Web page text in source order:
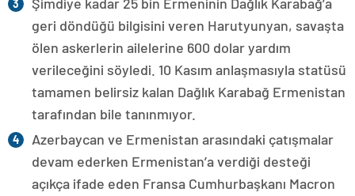
geri döndüğü bilgisini veren Harutyunyan, savaşta
ölen askerlerin ailelerine 600 dolar yardım
verileceğini söyledi. 10 Kasım anlaşmasıyla statüsü
tamamen belirsiz kalan Dağlık Karabağ Ermenistan
tarafından bile tanınmıyor.
Azerbaycan ve Ermenistan arasındaki çatışmalar
devam ederken Ermenistan’a verdiği desteği
açıkça ifade eden Fransa Cumhurbaşkanı Macron